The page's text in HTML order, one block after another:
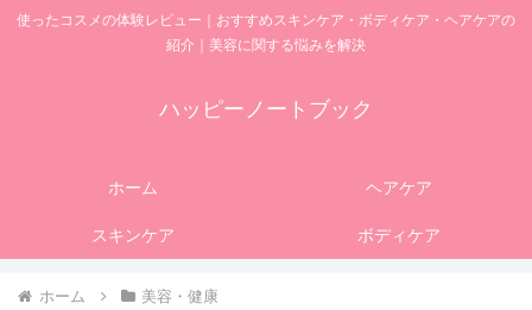
使ったコスメの体験レビュー｜おすすめスキンケア・ボディケア・ヘアケアの
紹介｜美容に関する悩みを解決
ハッピーノートブック
ホーム ヘアケア
スキンケア ボディケア
ホーム 美容・健康